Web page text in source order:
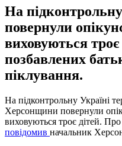
На
повернули
виховуються троє
позбавлених
піклування.
На підконтрольну Україні
Херсонщини повернули
виховуються троє дітей.
повідомив начальник